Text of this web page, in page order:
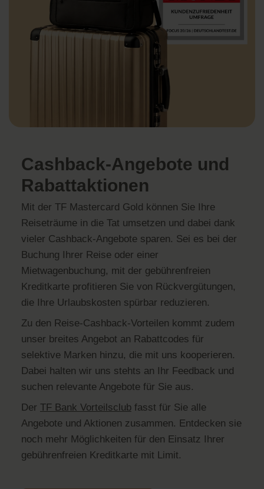
Cashback-Angebote und
Rabattaktionen
Mit der TF Mastercard Gold können Sie Ihre
Reiseträume in die Tat umsetzen und dabei dank
vieler Cashback-Angebote sparen. Sei es bei der
Buchung Ihrer Reise oder einer
Mietwagenbuchung, mit der gebührenfreien
Kreditkarte profitieren Sie von Rückvergütungen,
die Ihre Urlaubskosten spürbar reduzieren.
Zu den Reise-Cashback-Vorteilen kommt zudem
unser breites Angebot an Rabattcodes für
selektive Marken hinzu, die mit uns kooperieren.
Dabei halten wir uns stehts an Ihr Feedback und
suchen relevante Angebote für Sie aus.
Der TF Bank Vorteilsclubfasst für Sie alle
Angebote und Aktionen zusammen. Entdecken sie
noch mehr Möglichkeiten für den Einsatz Ihrer
gebührenfreien Kreditkarte mit Limit.